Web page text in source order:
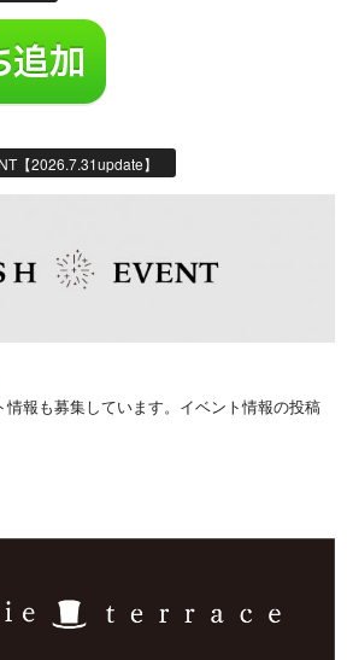
【2026.7.31update】
情報も募集しています。イベント情報の投稿